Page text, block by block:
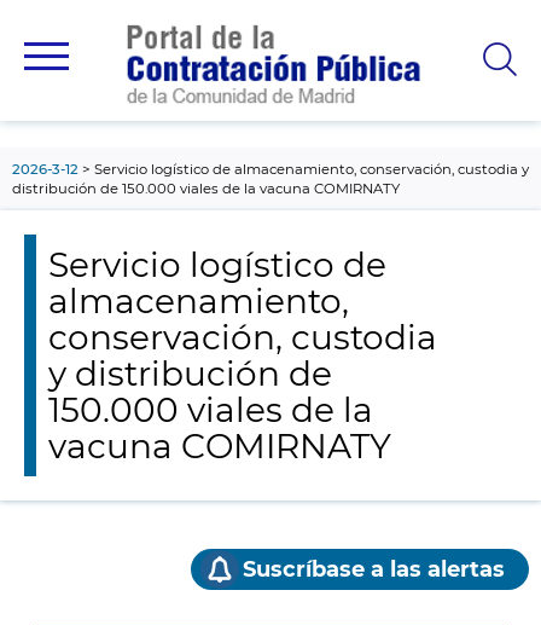
principal
2026-3-12
Servicio logístico de almacenamiento, conservación, custodia y
distribución de 150.000 viales de la vacuna COMIRNATY
Servicio logístico de
almacenamiento,
conservación, custodia
y distribución de
150.000 viales de la
vacuna COMIRNATY
Suscríbase a las alertas